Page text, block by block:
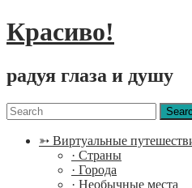
Красиво!
радуя глаза и душу
Menu
Search
for:
➳ Виртуальные
· Страны
· Города
· Необычные места